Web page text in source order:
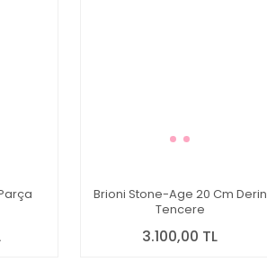
Brioni Stone-Age 20 Cm Derin
Tencere
3.100,00 TL